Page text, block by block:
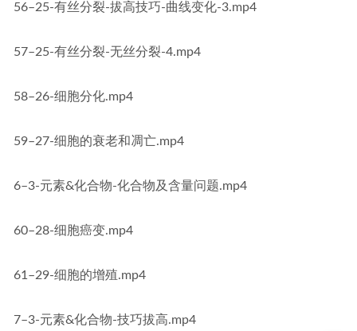
56–25-有丝分裂-拔高技巧-曲线变化-3.mp4
57–25-有丝分裂-无丝分裂-4.mp4
58–26-细胞分化.mp4
59–27-细胞的衰老和凋亡.mp4
6–3-元素&化合物-化合物及含量问题.mp4
60–28-细胞癌变.mp4
61–29-细胞的增殖.mp4
7–3-元素&化合物-技巧拔高.mp4